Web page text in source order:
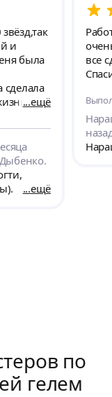
и
была
сделала
ногти
мне
ещё
ещё
все
по
гелем